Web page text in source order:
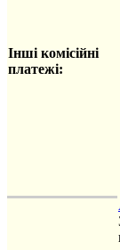
Інші комісійні
платежі: